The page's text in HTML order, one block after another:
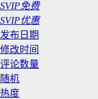
SVIP免费
SVIP优惠
发布日期
修改时间
评论数量
随机
热度